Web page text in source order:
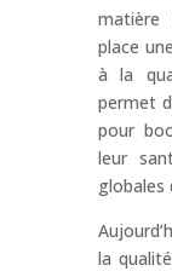
place
à la
permet
pour
leur
globales
la